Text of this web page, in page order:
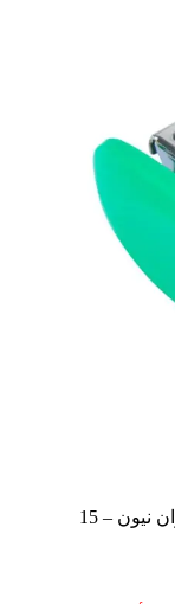
ديلي خرازة مدرسية للأطفال – قياس #10 – ألوان نيون – 15